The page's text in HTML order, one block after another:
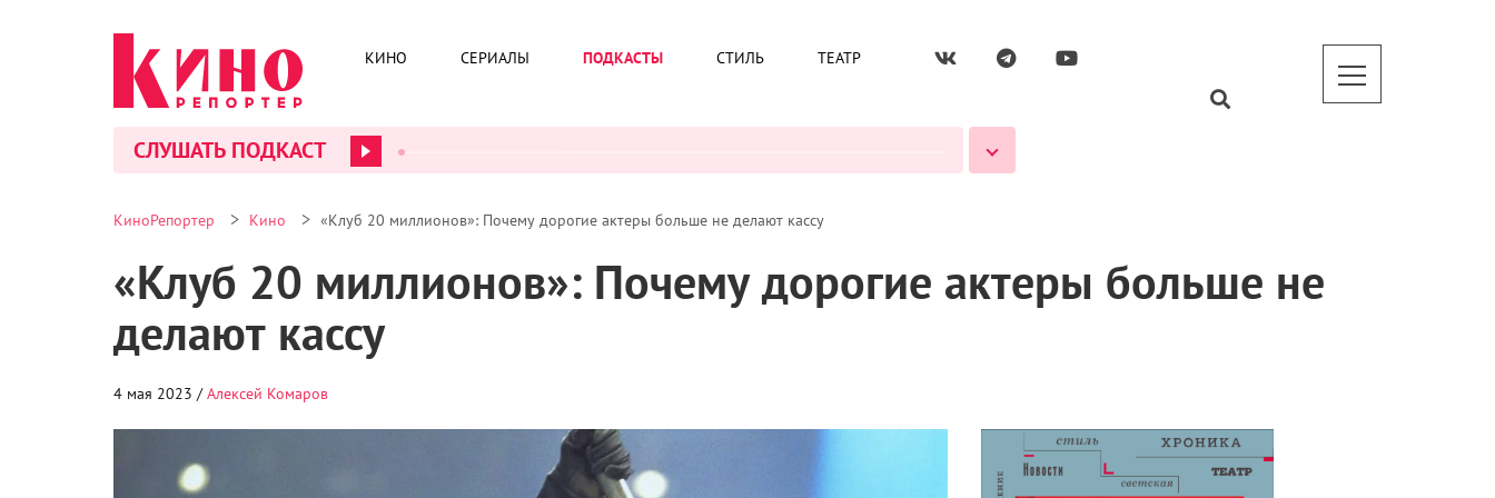
КИНО СЕРИАЛЫ ПОДКАСТЫ СТИЛЬ ТЕАТР
СЛУШАТЬ ПОДКАСТ
КиноРепортер > Кино > «Клуб 20 миллионов»: Почему дорогие актеры больше не делают кассу
«Клуб 20 миллионов»: Почему дорогие актеры больше не
делают кассу
4 мая 2023 /Алексей Комаров